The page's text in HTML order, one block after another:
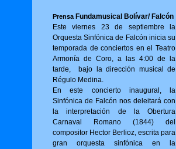
PrensaFundamusical Bolívar/ Falcón
Este viernes 23 de septiembre la
Orquesta Sinfónica de Falcón inicia su
temporada de conciertos en el Teatro
Armonía de Coro, a las 4:00 de la
tarde, bajo la dirección musical de
Régulo Medina.
En este concierto inaugural, la
Sinfónica de Falcón nos deleitará con
la interpretación de la Obertura
Carnaval Romano (1844) del
compositor Hector Berlioz, escrita para
gran orquesta sinfónica en la